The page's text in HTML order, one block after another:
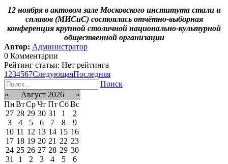
12 ноября в актовом зале Московского института стали и
сплавов (МИСиС) состоялась отчётно-выборная
конференция крупной столичной национально-культурной
общественной организации
Автор: Администратор
0 Комментарии
Рейтинг статьи: Нет рейтинга
1 234567СледующаяПоследняя
Поиск
«
Август 2026
»
ПнВтСрЧт Пт Сб Вс
27 28 29 30 31 1
2
3
4 5 6 7 8
9
10 11 12 13 14 15 16
17 18 19 20 21 22 23
24 25 26 27 28 29 30
31
1 2 3 4 5 6